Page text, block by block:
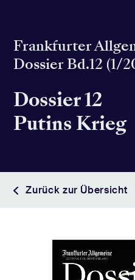
Frankfurter
Dossier Bd.12 (1/
Dossier 12
Putins Krieg
Zurück zur Übersicht